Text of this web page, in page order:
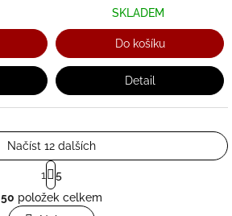
SKLADEM
Do košíku
Detail
O
v
Načíst 12 dalších
S
t
r
á
1
5
50 položek celkem